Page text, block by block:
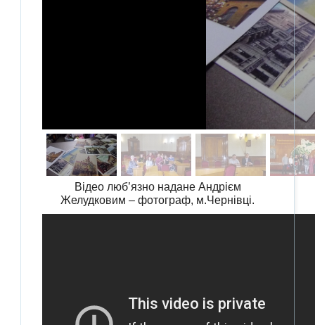
Відео люб’язно надане Андрієм
Желудковим – фотограф, м.Чернівці.